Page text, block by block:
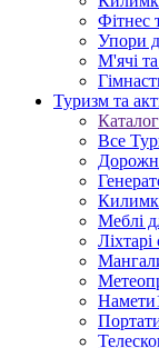
Фітнес
Упори
М'ячі
Туризм та
Каталог
Все
Меблі
Ліхтарі
Намети